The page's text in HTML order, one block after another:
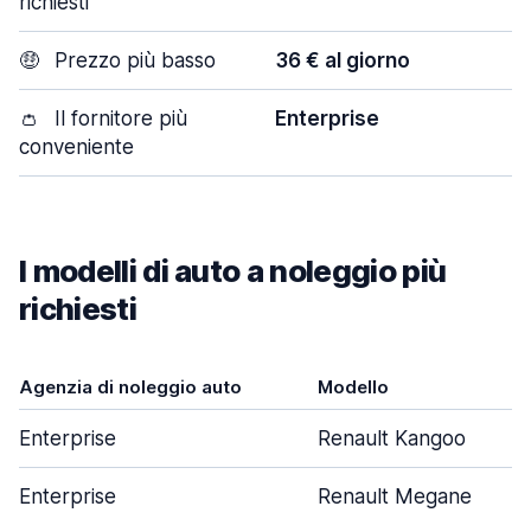
🤑 Prezzo più basso 36 € al giorno
👛
Il fornitore più
conveniente
Enterprise
I modelli di auto a noleggio più
richiesti
Agenzia di noleggio auto Modello
Enterprise Renault Kangoo
Enterprise Renault Megane